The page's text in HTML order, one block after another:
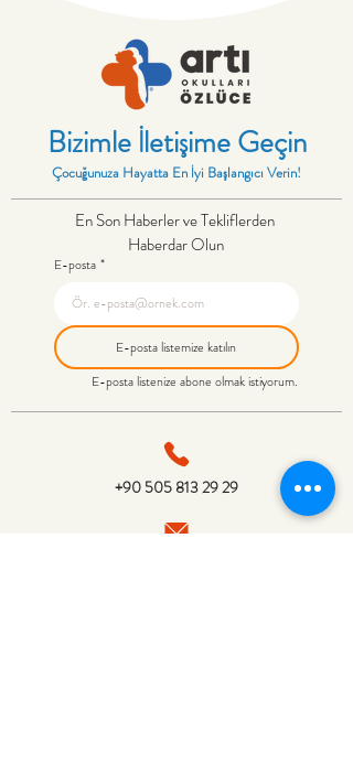
Bizimle İletişime Geçin
Çocuğunuza Hayatta En İyi Başlangıcı Verin!
En Son Haberler ve Tekliflerden
Haberdar Olun
E-posta *
E-posta listemize katılın
E-posta listenize abone olmak istiyorum.
+90 505 813 29 29